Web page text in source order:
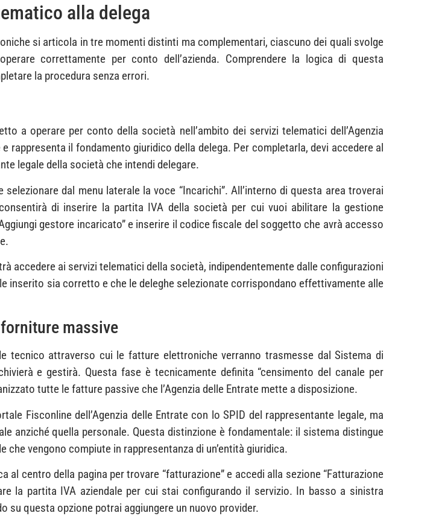
alla delega
si articola in tre momenti distinti ma complementari, ciascuno dei quali svolge
correttamente per conto dell’azienda. Comprendere la logica di questa
la procedura senza errori.
a operare per conto della società nell’ambito dei servizi telematici dell’Agenzia
rappresenta il fondamento giuridico della delega. Per completarla, devi accedere al
legale della società che intendi delegare.
dal menu laterale la voce “Incarichi”. All’interno di questa area troverai
di inserire la partita IVA della società per cui vuoi abilitare la gestione
gestore incaricato” e inserire il codice fiscale del soggetto che avrà accesso
accedere ai servizi telematici della società, indipendentemente dalle configurazioni
inserito sia corretto e che le deleghe selezionate corrispondano effettivamente alle
massive
tecnico attraverso cui le fatture elettroniche verranno trasmesse dal Sistema di
e gestirà. Questa fase è tecnicamente definita “censimento del canale per
tutte le fatture passive che l’Agenzia delle Entrate mette a disposizione.
Fisconline dell’Agenzia delle Entrate con lo SPID del rappresentante legale, ma
anziché quella personale. Questa distinzione è fondamentale: il sistema distingue
vengono compiute in rappresentanza di un’entità giuridica.
al centro della pagina per trovare “fatturazione” e accedi alla sezione “Fatturazione
la partita IVA aziendale per cui stai configurando il servizio. In basso a sinistra
su questa opzione potrai aggiungere un nuovo provider.